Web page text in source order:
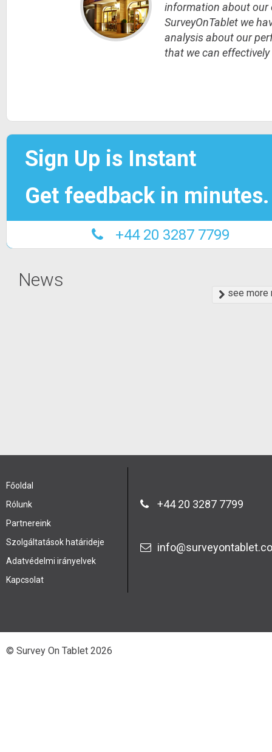
information about our
SurveyOnTablet we
analysis about our
that we can
Sign Up is Instant
Get feedback in minutes.
+44 20 3287 7799
News
see more
Főoldal
Rólunk
Partnereink
Szolgáltatások határideje
Adatvédelmi irányelvek
Kapcsolat
+44 20 3287 7799
© Survey On Tablet 2026